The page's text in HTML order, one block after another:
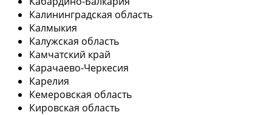
Калининградская область
Калмыкия
Калужская область
Камчатский край
Карачаево-Черкесия
Карелия
Кемеровская область
Кировская область